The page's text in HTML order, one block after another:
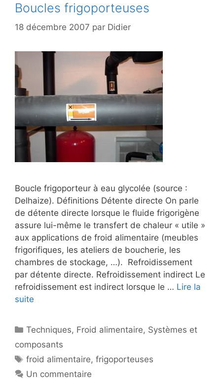
Boucles frigoporteuses
18 décembre 2007 par Didier
Boucle frigoporteur à eau glycolée (source :
Delhaize). Définitions Détente directe On parle
de détente directe lorsque le fluide frigorigène
assure lui-même le transfert de chaleur « utile »
aux applications de froid alimentaire (meubles
frigorifiques, les ateliers de boucherie, les
chambres de stockage, …). Refroidissement
par détente directe. Refroidissement indirect Le
refroidissement est indirect lorsque le … Lire la
suite
Catégories
Techniques, Froid alimentaire, Systèmes et
composants
Étiquettes
froid alimentaire,frigoporteuses
Un commentaire